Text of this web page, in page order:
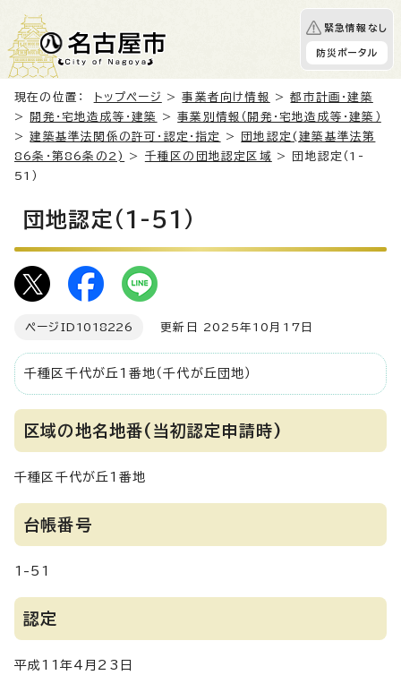
緊急情報なし
防災ポータル
現在の位置： トップページ >事業者向け情報 >都市計画・建築
>
開発・宅地造成等・建築 >事業別情報（開発・宅地造成等・建築）
>建築基準法関係の許可・認定・指定 >
団地認定(建築基準法第
86条・第86条の2)
> 千種区の団地認定区域 > 団地認定（1-
51）
団地認定（1-51）
ページID 1018226 更新日 2025年10月17日
千種区千代が丘1番地（千代が丘団地）
区域の地名地番(当初認定申請時)
千種区千代が丘1番地
台帳番号
1-51
認定
平成11年4月23日